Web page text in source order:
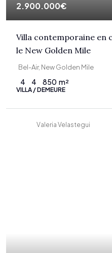
2.900.000€
Villa contemporaine en
le New Golden Mile
Bel-Air, New Golden Mile
4 4 850 m²
VILLA / DEMEURE
Valeria Velastegui